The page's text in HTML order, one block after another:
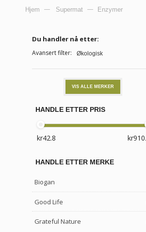
Hjem — Supermat — Enzymer
Du handler nå etter:
Avansert filter: Økologisk
VIS ALLE MERKER
HANDLE ETTER PRIS
HANDLE ETTER MERKE
Biogan
Good Life
Grateful Nature